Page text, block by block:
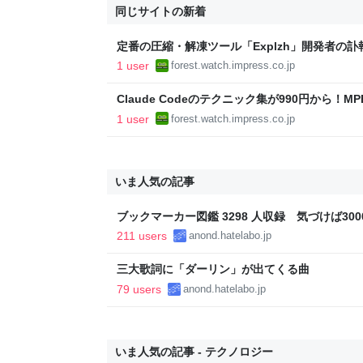
同じサイトの新着
定番の圧縮・解凍ツール「Explzh」開発者の訃
ランキング】
1 user forest.watch.impress.co.jp
Claude Codeのテクニック集が990円から！
「Kindle本サマーセール」第2弾開始！／
1 user forest.watch.impress.co.jp
いま人気の記事
ブックマーカー図鑑 3298 人収録 気づけば
211 users
anond.hatelabo.jp
三大歌詞に「ダーリン」が出てくる曲
79 users
anond.hatelabo.jp
いま人気の記事 - テクノロジー